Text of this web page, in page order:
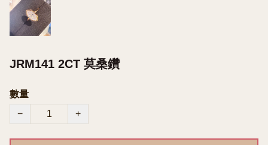
JRM141 2CT 莫桑鑽
數量
−
+